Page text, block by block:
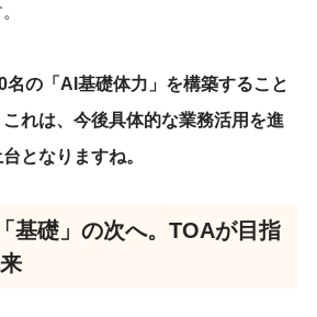
の「AI基礎体力」を構築すること
れは、今後具体的な業務活用を進
となりますね。
基礎」の次へ。TOAが目指